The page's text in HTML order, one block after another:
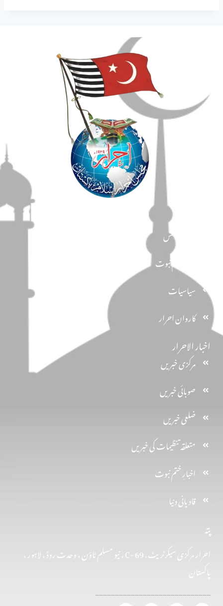
پتہ
احرار مرکزی سیکرٹریٹ . 69 -C ، نیو مسلم ٹاؤن ، وحدت روڈ ، لاہور ،
پاکستان
اخبار الاحرار
مرکزی خبریں
صوبائی خبریں
ضلعی خبریں
متعلقہ تنظیمات کی خبریں
اخبارِ ختم نبوت
قادیانی دنیا
دین و دانش
تحفظ ختم نبوت
سیاسیات
کاروان احرار